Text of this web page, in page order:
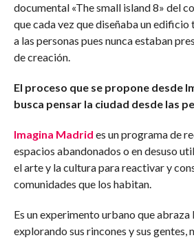
documental «The small island 8» del
que cada vez que diseñaba un edificio
a las personas pues nunca estaban
de creación.
El proceso que se propone desde
busca pensar la ciudad desde las
Imagina Madrid es un programa de
espacios abandonados o en desuso
el arte y la cultura para reactivar y
comunidades que los habitan.
Es un experimento urbano que
explorando sus rincones y sus gentes,